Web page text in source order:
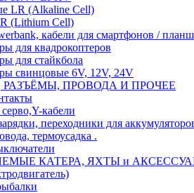
LR (Alkaline Cell)
(Lithium Сell)
кабели для смартфонов /
для квадрокоптеров
для стайкбола
свинцовые 6V, 12V, 24V
ПРОВОДА И ПРОЧЕЕ
кабели
переходники для
термоусадка .
КАТЕРА, ЯХТЫ и